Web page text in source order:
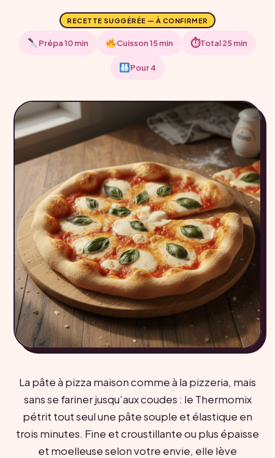
RECETTE SUGGÉRÉE — À CONFIRMER
Prépa 10 min Cuisson 15 min ⏱Total 25 min
Pour 4
La pâte à pizza maison comme à la pizzeria, mais
sans se fariner jusqu’aux coudes : le Thermomix
pétrit tout seul une pâte souple et élastique en
trois minutes. Fine et croustillante ou plus épaisse
et moelleuse selon votre envie, elle lève